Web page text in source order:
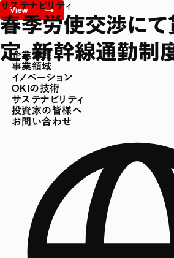
企業情報
事業領域
イノベーション
OKIの技術
サステナビリティ
投資家の皆様へ
お問い合わせ
サステナビリティ
春季労使交渉に
定、新幹線通勤制